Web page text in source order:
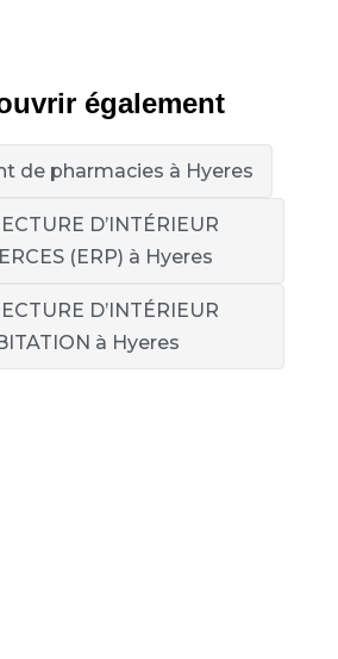
également
de pharmacies à Hyeres
D’INTÉRIEUR
(ERP) à Hyeres
D’INTÉRIEUR
à Hyeres